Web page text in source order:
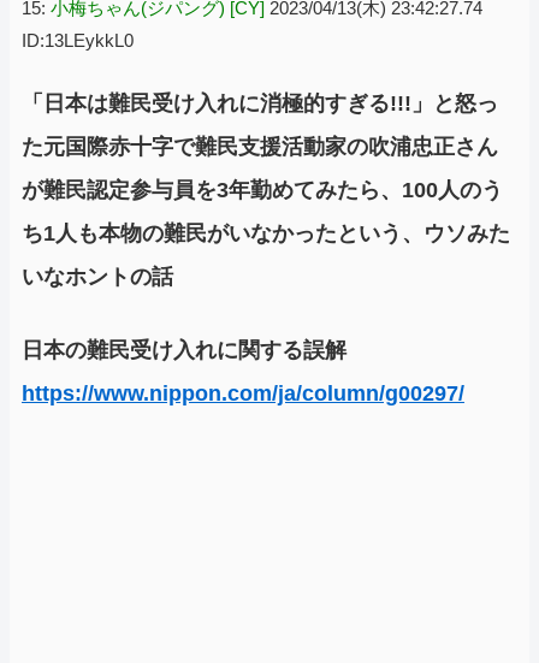
15: 小梅ちゃん(ジパング) [CY] 2023/04/13(木) 23:42:27.74
ID:13LEykkL0
「日本は難民受け入れに消極的すぎる!!!」と怒っ
た元国際赤十字で難民支援活動家の吹浦忠正さん
が難民認定参与員を3年勤めてみたら、100人のう
ち1人も本物の難民がいなかったという、ウソみた
いなホントの話
日本の難民受け入れに関する誤解
https://www.nippon.com/ja/column/g00297/